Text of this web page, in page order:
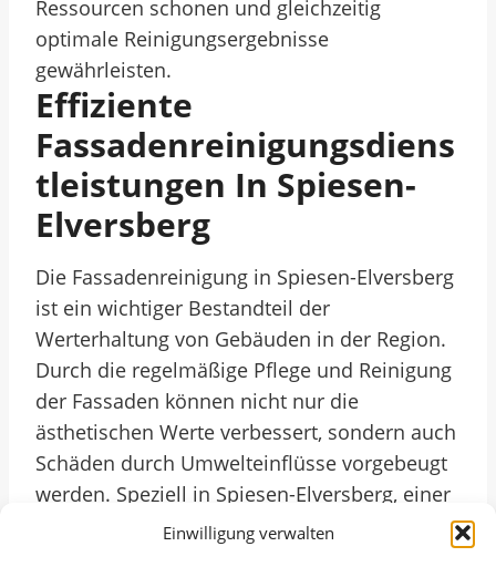
Einwilligung verwalten
Ressourcen schonen und gleichzeitig
optimale Reinigungsergebnisse
gewährleisten.
Effiziente
Fassadenreinigungsdiens
Tleistungen In Spiesen-
Elversberg
Die Fassadenreinigung in Spiesen-Elversberg
ist ein wichtiger Bestandteil der
Werterhaltung von Gebäuden in der Region.
Durch die regelmäßige Pflege und Reinigung
der Fassaden können nicht nur die
ästhetischen Werte verbessert, sondern auch
Schäden durch Umwelteinflüsse vorgebeugt
werden. Speziell in Spiesen-Elversberg, einer
Gemeinde mit stolzer Tradition und